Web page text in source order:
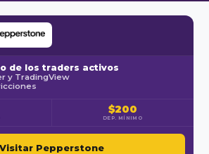
de los traders activos
y TradingView
$200
DEP. MÍNIMO
Visitar Pepperstone